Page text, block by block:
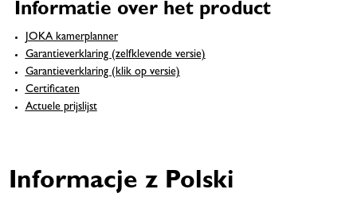
Informatie over het product
JOKA kamerplanner
Garantieverklaring (zelfklevende versie)
Garantieverklaring (klik op versie)
Certificaten
Actuele prijslijst
Informacje z Polski